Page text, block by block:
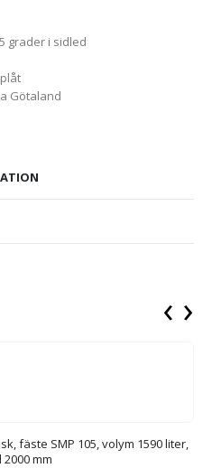
grader i sidled
Götaland
fäste SMP 105, volym 1590 liter,
mm
‹ ›